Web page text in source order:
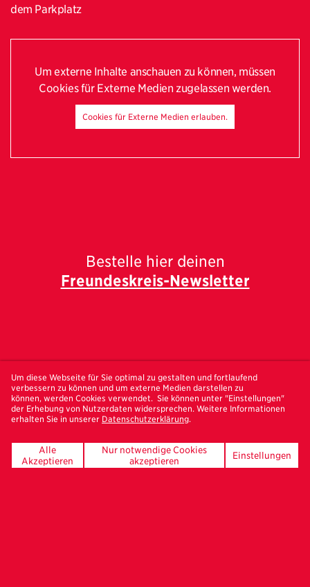
dem Parkplatz
Um externe Inhalte anschauen zu können, müssen
Cookies für Externe Medien zugelassen werden.
Cookies für Externe Medien erlauben.
Bestelle hier deinen
Freundeskreis-Newsletter
Um diese Webseite für Sie optimal zu gestalten und fortlaufend
verbessern zu können und um externe Medien darstellen zu
können, werden Cookies verwendet. Sie können unter "Einstellungen"
der Erhebung von Nutzerdaten widersprechen. Weitere Informationen
erhalten Sie in unserer Datenschutzerklärung.
Alle
Akzeptieren
Nur notwendige Cookies
akzeptieren
Einstellungen